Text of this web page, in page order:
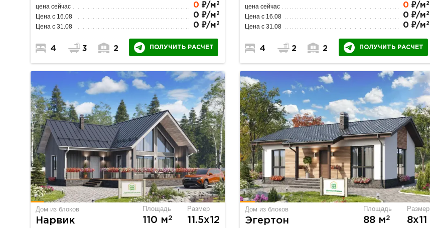
цена сейчас 0 ₽/м 2
Цена с 16.08 0 ₽/м 2
Цена с 31.08 0 ₽/м 2
4 3 2 ПОЛУЧИТЬ РАСЧЕТ
цена сейчас 0 ₽/м 2
Цена с 16.08 0 ₽/м 2
Цена с 31.08 0 ₽/м 2
4 2 2 ПОЛУЧИТЬ РАСЧЕТ
Дом из блоков
Нарвик
Площадь
110 м2
Размер
11.5х12
Дом из блоков
Эгертон
Площадь
88 м2
Размер
8х11